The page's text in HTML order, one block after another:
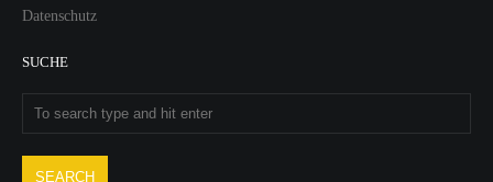
Datenschutz
SUCHE